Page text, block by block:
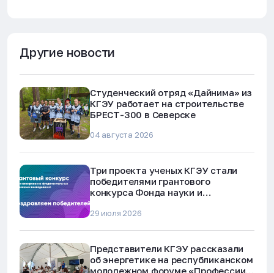
Другие новости
Студенческий отряд «Дайнима» из
КГЭУ работает на строительстве
БРЕСТ-300 в Северске
04 августа 2026
Три проекта ученых КГЭУ стали
победителями грантового
конкурса Фонда науки и
29 июля 2026
Представители КГЭУ рассказали
об энергетике на республиканском
молодежном форуме «Профессии